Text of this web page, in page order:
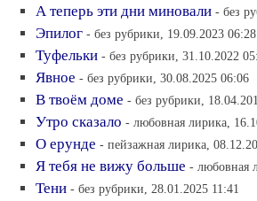
А теперь эти дни миновали - без
Эпилог - без рубрики, 19.09.2023 06:28
Туфельки - без рубрики, 31.10.2022
Явное - без рубрики, 30.08.2025 06:06
В твоём доме - без рубрики,
Утро сказало - любовная лирика,
О ерунде - пейзажная лирика,
Я тебя не вижу больше - любовная
Тени - без рубрики, 28.01.2025 11:41